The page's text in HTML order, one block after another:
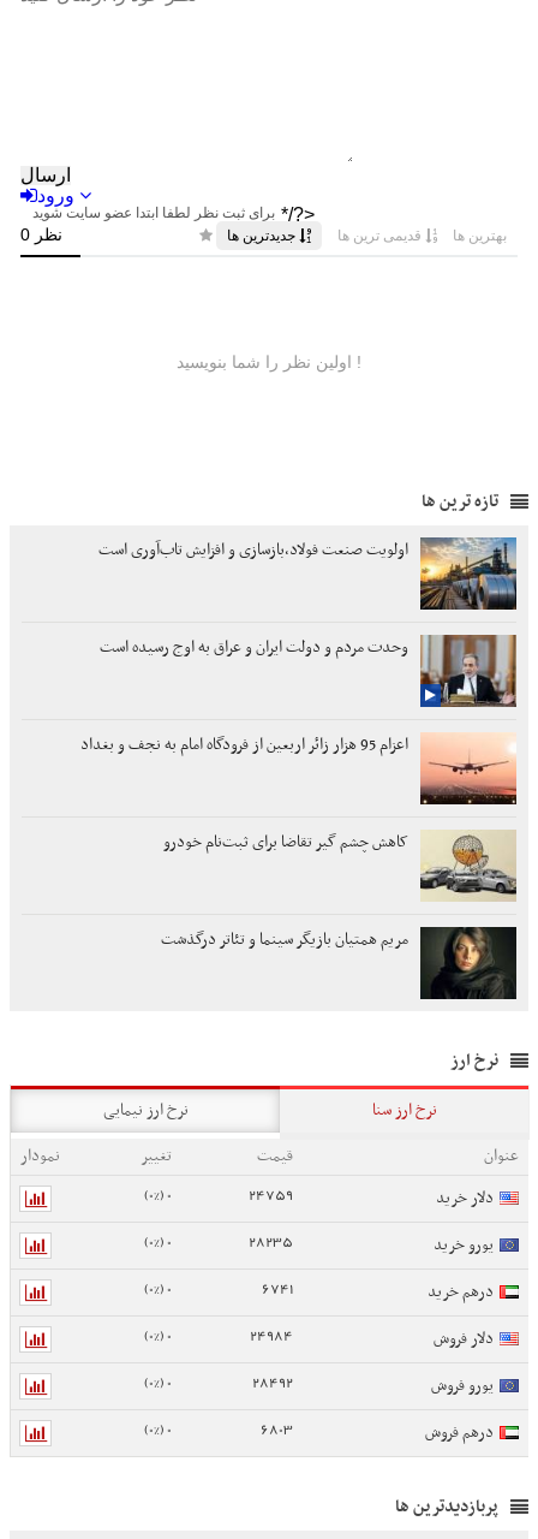
تازه ترین ها
اولویت صنعت فولاد،بازسازی و افزایش تاب‌آوری است
وحدت مردم و دولت ایران و عراق به اوج رسیده است
اعزام 95 هزار زائر اربعین از فرودگاه امام به نجف و بغداد
کاهش چشم گیر تقاضا برای ثبت‌نام خودرو
مریم همتیان بازیگر سینما و تئاتر درگذشت
نرخ ارز
نرخ ارز سنا
نرخ ارز نیمایی
عنوان
قیمت تغییر
نمودار
دلار خرید
24759
0 (0%)
یورو خرید 28235
0 (0%)
درهم خرید 6741
0 (0%)
دلار فروش 24984
0 (0%)
یورو فروش 28492
0 (0%)
درهم فروش 6803
0 (0%)
پربازدیدترین ها